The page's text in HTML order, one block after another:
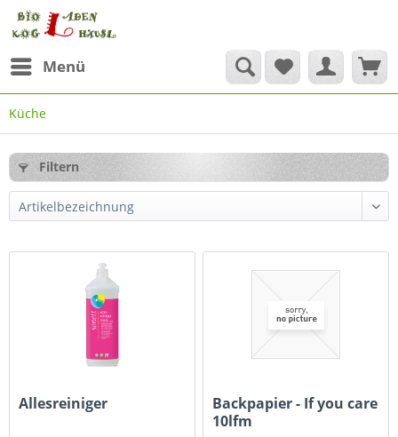
Menü
Küche
Filtern
Allesreiniger
Backpapier - If you care
10lfm